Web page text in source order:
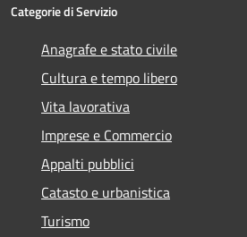
Categorie di Servizio
Anagrafe e stato civile
Cultura e tempo libero
Vita lavorativa
Imprese e Commercio
Appalti pubblici
Catasto e urbanistica
Turismo